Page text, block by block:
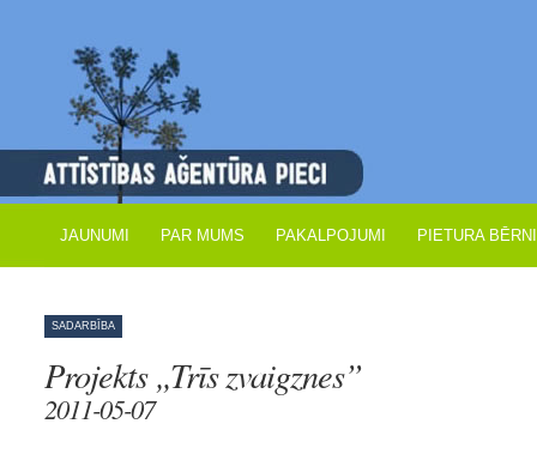
JAUNUMI PAR MUMS PAKALPOJUMI PIETURA
SADARBĪBA
Projekts „Trīs zvaigznes”
2011-05-07